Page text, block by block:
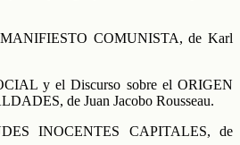
COMUNISTA, de Karl
y el Discurso sobre el ORIGEN
de Juan Jacobo Rousseau.
INOCENTES CAPITALES, de